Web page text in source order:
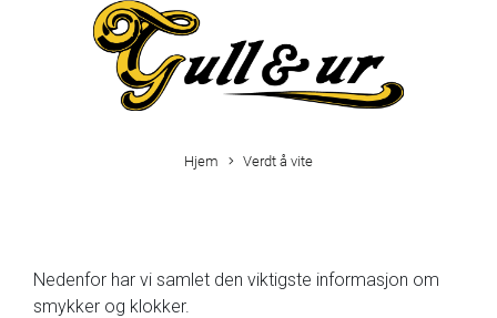
Hjem Verdt å vite
Nedenfor har vi samlet den viktigste informasjon om
smykker og klokker.